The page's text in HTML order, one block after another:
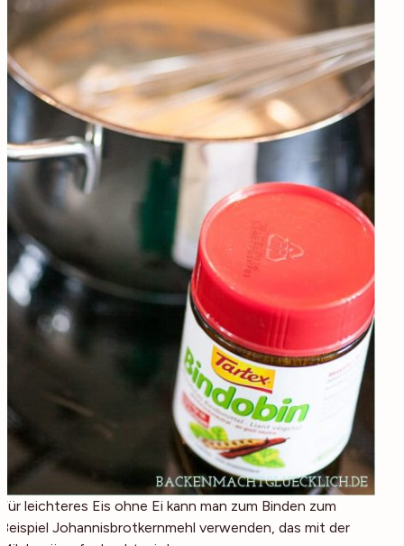
Für leichteres Eis ohne Ei kann man zum Binden zum
Beispiel Johannisbrotkernmehl verwenden, das mit der